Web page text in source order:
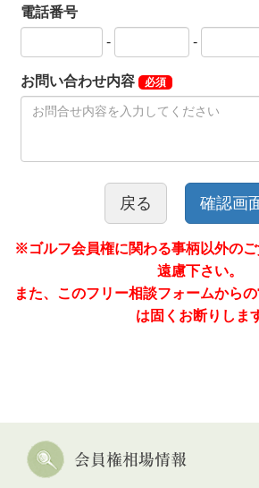
電話番号
-
-
お問い合わせ内容 必須
戻る
※ゴルフ会員権に関わる事柄以外の
遠慮下さい。
また、このフリー相談フォームから
は固くお断りしま